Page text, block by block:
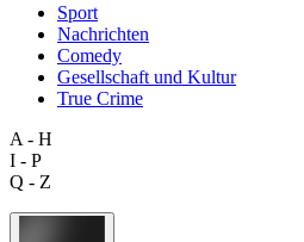
Sport
Nachrichten
Comedy
Gesellschaft und Kultur
True Crime
A - H
I - P
Q - Z